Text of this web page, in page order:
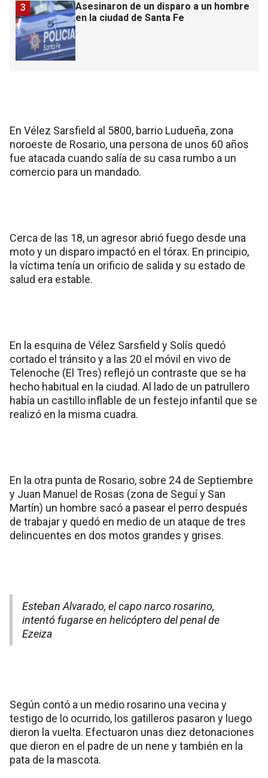
Asesinaron de un disparo a un hombre
en la ciudad de Santa Fe
3
En Vélez Sarsfield al 5800, barrio Ludueña, zona
noroeste de Rosario, una persona de unos 60 años
fue atacada cuando salía de su casa rumbo a un
comercio para un mandado.
Cerca de las 18, un agresor abrió fuego desde una
moto y un disparo impactó en el tórax. En principio,
la víctima tenía un orificio de salida y su estado de
salud era estable.
En la esquina de Vélez Sarsfield y Solís quedó
cortado el tránsito y a las 20 el móvil en vivo de
Telenoche (El Tres) reflejó un contraste que se ha
hecho habitual en la ciudad. Al lado de un patrullero
había un castillo inflable de un festejo infantil que se
realizó en la misma cuadra.
En la otra punta de Rosario, sobre 24 de Septiembre
y Juan Manuel de Rosas (zona de Seguí y San
Martín) un hombre sacó a pasear el perro después
de trabajar y quedó en medio de un ataque de tres
delincuentes en dos motos grandes y grises.
Esteban Alvarado, el capo narco rosarino,
intentó fugarse en helicóptero del penal de
Ezeiza
Según contó a un medio rosarino una vecina y
testigo de lo ocurrido, los gatilleros pasaron y luego
dieron la vuelta. Efectuaron unas diez detonaciones
que dieron en el padre de un nene y también en la
pata de la mascota.